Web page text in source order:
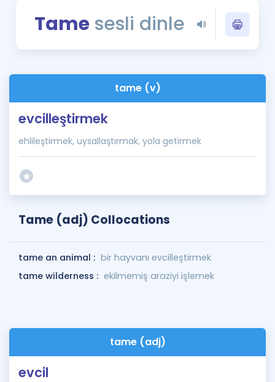
Blog
İngilizce Gramer
Tamesesli dinle
tame (v)
evcilleştirmek
ehlileştirmek, uysallaştırmak, yola getirmek
Tame (adj) Collocations
tame an animal : bir hayvanı evcilleştirmek
tame wilderness : ekilmemiş araziyi işlemek
tame (adj)
evcil